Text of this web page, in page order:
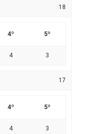
18
4º 5º
4 3
17
4º 5º
4 3